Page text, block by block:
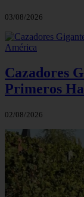
03/08/2026
Cazadores
Primeros
02/08/2026